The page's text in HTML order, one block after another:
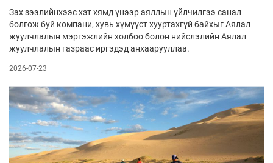
Зах зээлийнхээс хэт хямд үнээр аяллын үйлчилгээ санал
болгож буй компани, хувь хүмүүст хууртахгүй байхыг Аялал
жуулчлалын мэргэжлийн холбоо болон нийслэлийн Аялал
жуулчлалын газраас иргэдэд анхаарууллаа.
2026-07-23